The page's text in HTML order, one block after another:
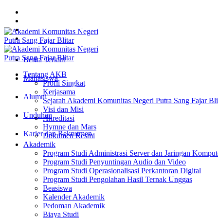
Berita Terkini
Mahasiswa
Alumni
Unduhan
Karier dan Rekrutmen
Tentang AKB
Profil Singkat
Kerjasama
Sejarah Akademi Komunitas Negeri Putra Sang Fajar
Visi dan Misi
Akreditasi
Hymne dan Mars
Dokumen Resmi
Akademik
Program Studi Administrasi Server dan Jaringan
Program Studi Penyuntingan Audio dan Video
Program Studi Operasionalisasi Perkantoran Digital
Program Studi Pengolahan Hasil Ternak Unggas
Beasiswa
Kalender Akademik
Pedoman Akademik
Biaya Studi